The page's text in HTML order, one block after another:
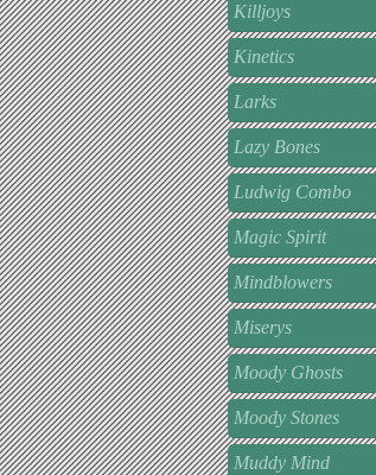
Killjoys
Kinetics
Larks
Lazy Bones
Ludwig Combo
Magic Spirit
Mindblowers
Miserys
Moody Ghosts
Moody Stones
Muddy Mind